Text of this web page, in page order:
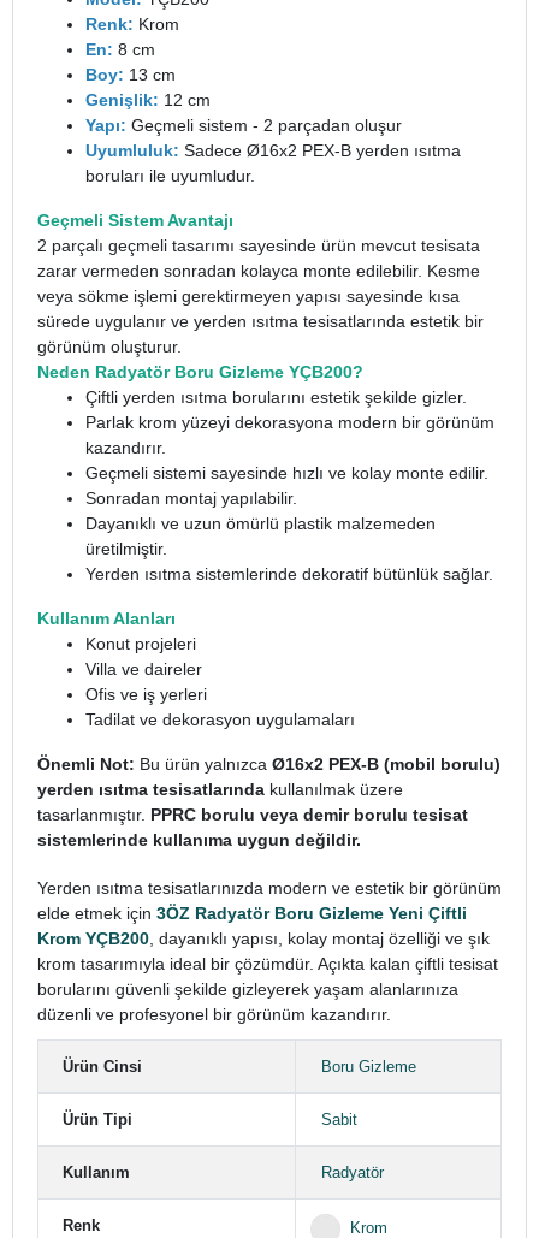
Renk: Krom
En: 8 cm
Boy: 13 cm
Genişlik: 12 cm
Yapı: Geçmeli sistem - 2 parçadan oluşur
Uyumluluk: Sadece Ø16x2 PEX-B yerden ısıtma
boruları ile uyumludur.
Geçmeli Sistem Avantajı
2 parçalı geçmeli tasarımı sayesinde ürün mevcut tesisata
zarar vermeden sonradan kolayca monte edilebilir. Kesme
veya sökme işlemi gerektirmeyen yapısı sayesinde kısa
sürede uygulanır ve yerden ısıtma tesisatlarında estetik bir
görünüm oluşturur.
Neden Radyatör Boru Gizleme YÇB200?
Çiftli yerden ısıtma borularını estetik şekilde gizler.
Parlak krom yüzeyi dekorasyona modern bir görünüm
kazandırır.
Geçmeli sistemi sayesinde hızlı ve kolay monte edilir.
Sonradan montaj yapılabilir.
Dayanıklı ve uzun ömürlü plastik malzemeden
üretilmiştir.
Yerden ısıtma sistemlerinde dekoratif bütünlük sağlar.
Kullanım Alanları
Konut projeleri
Villa ve daireler
Ofis ve iş yerleri
Tadilat ve dekorasyon uygulamaları
Önemli Not: Bu ürün yalnızca Ø16x2 PEX-B (mobil borulu)
yerden ısıtma tesisatlarında kullanılmak üzere
tasarlanmıştır. PPRC borulu veya demir borulu tesisat
sistemlerinde kullanıma uygun değildir.
Yerden ısıtma tesisatlarınızda modern ve estetik bir görünüm
elde etmek için 3ÖZ Radyatör Boru Gizleme Yeni Çiftli
Krom YÇB200 , dayanıklı yapısı, kolay montaj özelliği ve şık
krom tasarımıyla ideal bir çözümdür. Açıkta kalan çiftli tesisat
borularını güvenli şekilde gizleyerek yaşam alanlarınıza
düzenli ve profesyonel bir görünüm kazandırır.
Ürün Cinsi Boru Gizleme
Ürün Tipi Sabit
Kullanım Radyatör
Renk Krom